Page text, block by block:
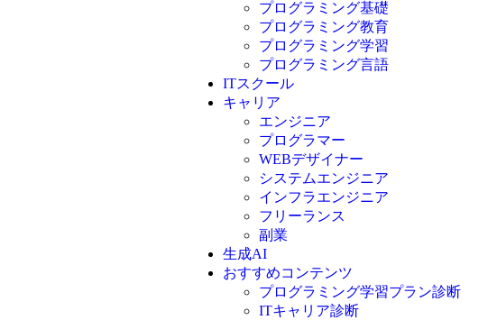
プログラミング基礎
プログラミング教育
プログラミング学習
プログラミング言語
C言語
C#
VBA
Go言語
Kotlin
Java
JavaScript
Swift
Ruby
その他言語
ITスクール
キャリア
エンジニア
プログラマー
WEBデザイナー
システムエンジニア
インフラエンジニア
フリーランス
副業
生成AI
おすすめコンテンツ
プログラミング学習プラン診断
ITキャリア診断